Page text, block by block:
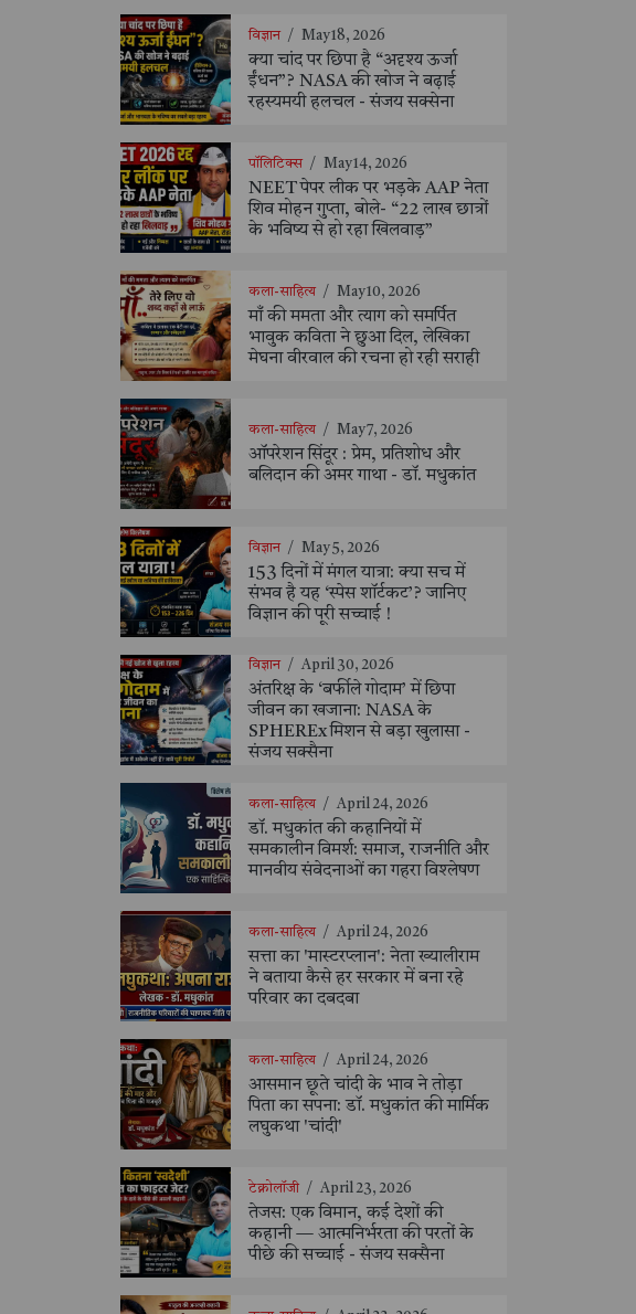
विज्ञान / May 18, 2026
क्या चांद पर छिपा है “अदृश्य ऊर्जा
ईंधन”? NASA की खोज ने बढ़ाई
रहस्यमयी हलचल - संजय सक्सेना
पॉलिटिक्स / May 14, 2026
NEET पेपर लीक पर भड़के AAP नेता
शिव मोहन गुप्ता, बोले- “22 लाख छात्रों
के भविष्य से हो रहा खिलवाड़”
कला-साहित्य / May 10, 2026
माँ की ममता और त्याग को समर्पित
भावुक कविता ने छुआ दिल, लेखिका
मेघना वीरवाल की रचना हो रही सराही
कला-साहित्य / May 7, 2026
ऑपरेशन सिंदूर : प्रेम, प्रतिशोध और
बलिदान की अमर गाथा - डॉ. मधुकांत
विज्ञान / May 5, 2026
153 दिनों में मंगल यात्रा: क्या सच में
संभव है यह ‘स्पेस शॉर्टकट’? जानिए
विज्ञान की पूरी सच्चाई !
विज्ञान / April 30, 2026
अंतरिक्ष के ‘बर्फीले गोदाम’ में छिपा
जीवन का खजाना: NASA के
SPHEREx मिशन से बड़ा खुलासा -
संजय सक्सैना
कला-साहित्य / April 24, 2026
डॉ. मधुकांत की कहानियों में
समकालीन विमर्श: समाज, राजनीति और
मानवीय संवेदनाओं का गहरा विश्लेषण
कला-साहित्य / April 24, 2026
सत्ता का 'मास्टरप्लान': नेता ख्यालीराम
ने बताया कैसे हर सरकार में बना रहे
परिवार का दबदबा
कला-साहित्य / April 24, 2026
आसमान छूते चांदी के भाव ने तोड़ा
पिता का सपना: डॉ. मधुकांत की मार्मिक
लघुकथा 'चांदी'
टेक्नोलॉजी / April 23, 2026
तेजस: एक विमान, कई देशों की
कहानी — आत्मनिर्भरता की परतों के
पीछे की सच्चाई - संजय सक्सैना